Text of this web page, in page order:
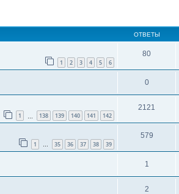
ОТВЕТЫ
1 2 3 4 5 6
80
0
1 138 139 140 141 142
2121
1 … 35 36 37 38 39
579
1
2